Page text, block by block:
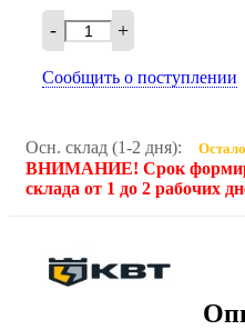
- +
Сообщить о поступлении
Осн. склад (1-2 дня):
ВНИМАНИЕ! Срок
склада от 1 до 2 рабочих